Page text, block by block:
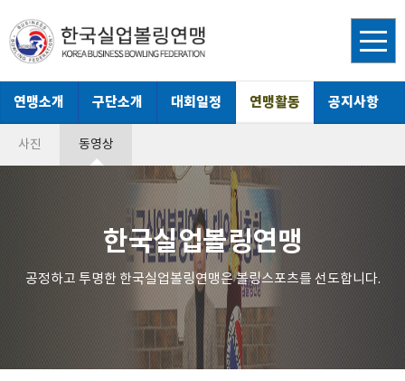
연맹소개 구단소개 대회일정 연맹활동 공지사항
사진 동영상
한국실업볼링연맹
공정하고 투명한 한국실업볼링연맹은 볼링스포츠를 선도합니다.